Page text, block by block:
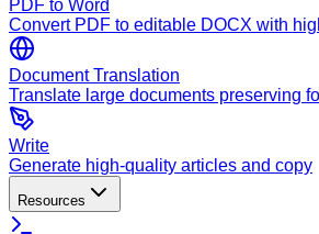
PDF to Word
Convert PDF to editable DOCX with
Document Translation
Translate large documents preserving
Write
Generate high-quality articles and copy
Resources